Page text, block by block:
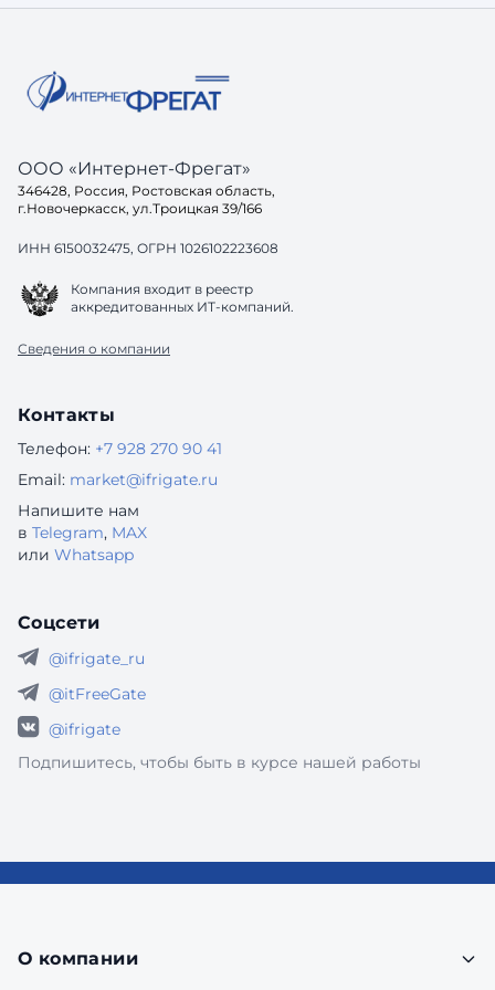
вопрос: а готов ли ваш са
до
ООО «Интернет-Фрегат»
346428, Россия, Ростовская область,
г.Новочеркасск, ул.Троицкая 39/166
ИНН 6150032475, ОГРН 1026102223608
Компания входит в реестр
аккредитованных ИТ-компаний.
Сведения о компании
Контакты
Телефон: +7 928 270 90 41
Email: market@ifrigate.ru
Напишите нам
в Telegram, MAX
или Whatsapp
Соцсети
@ifrigate_ru
@itFreeGate
@ifrigate
Подпишитесь, чтобы быть в курсе нашей работы
О компании